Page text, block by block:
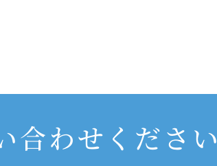
合わせください